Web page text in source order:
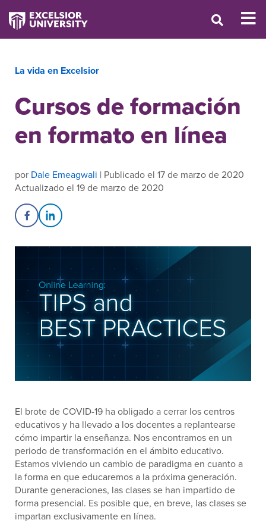
La vida en Excelsior
Cursos de formación
en formato en línea
por Dale Emeagwali | Publicado el 17 de marzo de 2020
Actualizado el 19 de marzo de 2020
Share on Facebook
Share on LinkedIn
El brote de COVID-19 ha obligado a cerrar los centros
educativos y ha llevado a los docentes a replantearse
cómo impartir la enseñanza. Nos encontramos en un
periodo de transformación en el ámbito educativo.
Estamos viviendo un cambio de paradigma en cuanto a
la forma en que educaremos a la próxima generación.
Durante generaciones, las clases se han impartido de
forma presencial. Es posible que, en breve, las clases se
impartan exclusivamente en línea.